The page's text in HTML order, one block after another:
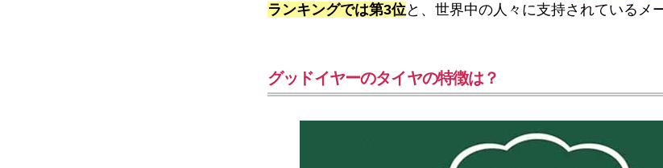
ランキングでは第3位と、世界中の人々に支持されているメ
グッドイヤーのタイヤの特徴は？